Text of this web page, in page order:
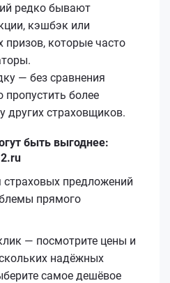
редко бывают
кэшбэк или
которые часто
— без сравнения
пропустить более
других страховщиков.
быть выгоднее:
предложений
прямого
— посмотрите цены и
надёжных
самое дешёвое